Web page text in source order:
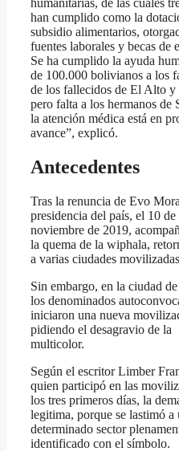
han cumplido como la
subsidio alimentarios,
fuentes laborales y becas de
Se ha cumplido la ayuda
de 100.000 bolivianos a los
de los fallecidos de El Alto y
pero falta a los hermanos de
la atención médica está en
avance”, explicó.
Antecedentes
Tras la renuncia de Evo
presidencia del país, el 10 de
noviembre de 2019,
la quema de la wiphala,
a varias ciudades
Sin embargo, en la ciudad
los denominados
iniciaron una nueva
pidiendo el desagravio de la
multicolor.
Según el escritor Limber
quien participó en las
los tres primeros días, la
legitima, porque se lastimó a
determinado sector
identificado con el símbolo.